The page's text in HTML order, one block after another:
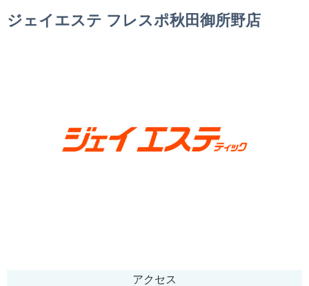
ジェイエステ フレスポ秋田御所野店
アクセス